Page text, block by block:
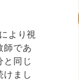
より視
師であ
と同じ
けまし